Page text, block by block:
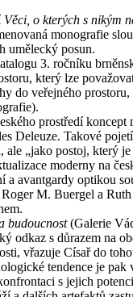
Věci, o kterých s nikým
monografie
umělecký posun.
3. ročníku
který lze
do veřejného
prostředí
Deleuze. Takové
ale „jako postoj, který
moderny na
a avantgardy optikou
M. Buergel a
budoucnost(Galerie
odkaz s důrazem na
vřazuje Císař do
tendence je pak
s jejich